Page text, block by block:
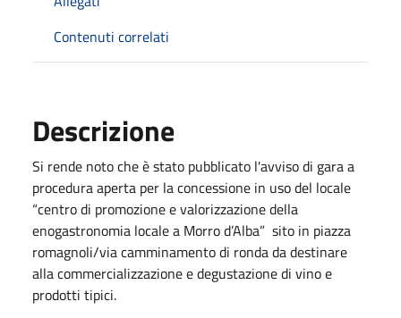
Contenuti correlati
Descrizione
Si rende noto che è stato pubblicato l'avviso di gara a
procedura aperta per la concessione in uso del locale
“centro di promozione e valorizzazione della
enogastronomia locale a Morro d’Alba” sito in piazza
romagnoli/via camminamento di ronda da destinare
alla commercializzazione e degustazione di vino e
prodotti tipici.